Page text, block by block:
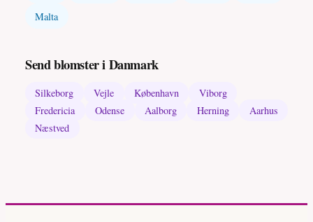
Malta
Send blomster i Danmark
Silkeborg Vejle København
Viborg
Fredericia
Odense Aalborg Herning
Aarhus
Næstved